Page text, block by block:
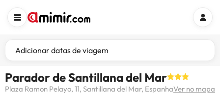
Adicionar datas de viagem
Parador de Santillana del Mar
Plaza Ramon Pelayo, 11, Santillana del Mar, EspanhaVer no mapa